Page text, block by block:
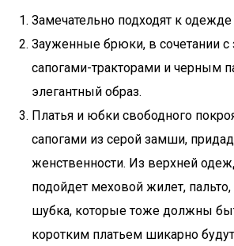
Замечательно подходят к одежде
Зауженные брюки, в сочетании
сапогами-тракторами и черным
элегантный образ.
Платья и юбки свободного
сапогами из серой замши,
женственности. Из верхней
подойдет меховой жилет,
шубка, которые тоже должны
коротким платьем шикарно